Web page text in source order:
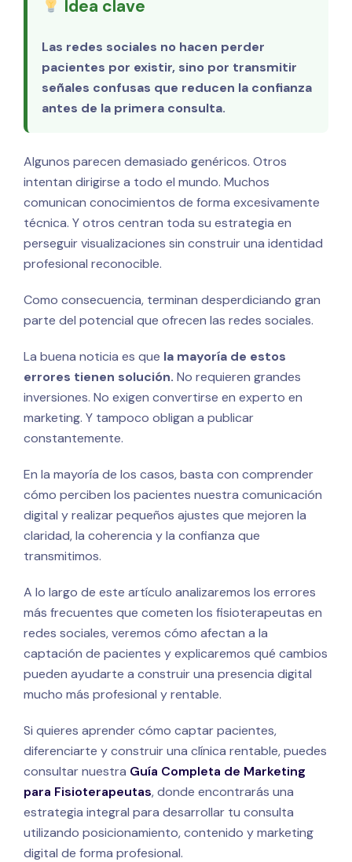
Idea clave
Las redes sociales no hacen perder
pacientes por existir, sino por transmitir
señales confusas que reducen la confianza
antes de la primera consulta.
Algunos parecen demasiado genéricos. Otros
intentan dirigirse a todo el mundo. Muchos
comunican conocimientos de forma excesivamente
técnica. Y otros centran toda su estrategia en
perseguir visualizaciones sin construir una identidad
profesional reconocible.
Como consecuencia, terminan desperdiciando gran
parte del potencial que ofrecen las redes sociales.
La buena noticia es que la mayoría de estos
errores tienen solución. No requieren grandes
inversiones. No exigen convertirse en experto en
marketing. Y tampoco obligan a publicar
constantemente.
En la mayoría de los casos, basta con comprender
cómo perciben los pacientes nuestra comunicación
digital y realizar pequeños ajustes que mejoren la
claridad, la coherencia y la confianza que
transmitimos.
A lo largo de este artículo analizaremos los errores
más frecuentes que cometen los fisioterapeutas en
redes sociales, veremos cómo afectan a la
captación de pacientes y explicaremos qué cambios
pueden ayudarte a construir una presencia digital
mucho más profesional y rentable.
Si quieres aprender cómo captar pacientes,
diferenciarte y construir una clínica rentable, puedes
consultar nuestra Guía Completa de Marketing
para Fisioterapeutas, donde encontrarás una
estrategia integral para desarrollar tu consulta
utilizando posicionamiento, contenido y marketing
digital de forma profesional.